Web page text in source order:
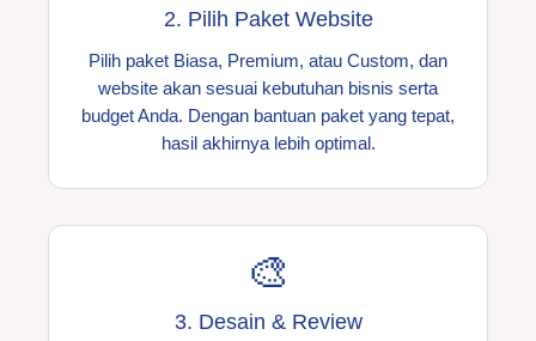
2. Pilih Paket Website
Pilih paket Biasa, Premium, atau Custom, dan
website akan sesuai kebutuhan bisnis serta
budget Anda. Dengan bantuan paket yang tepat,
hasil akhirnya lebih optimal.
🎨
3. Desain & Review